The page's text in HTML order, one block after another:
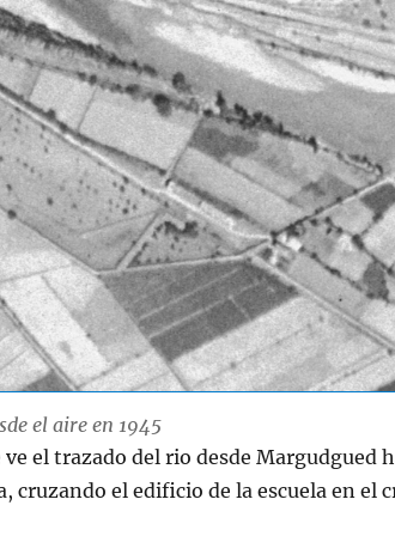
el aire en 1945
el trazado del rio desde Margudgued
el edificio de la escuela en el